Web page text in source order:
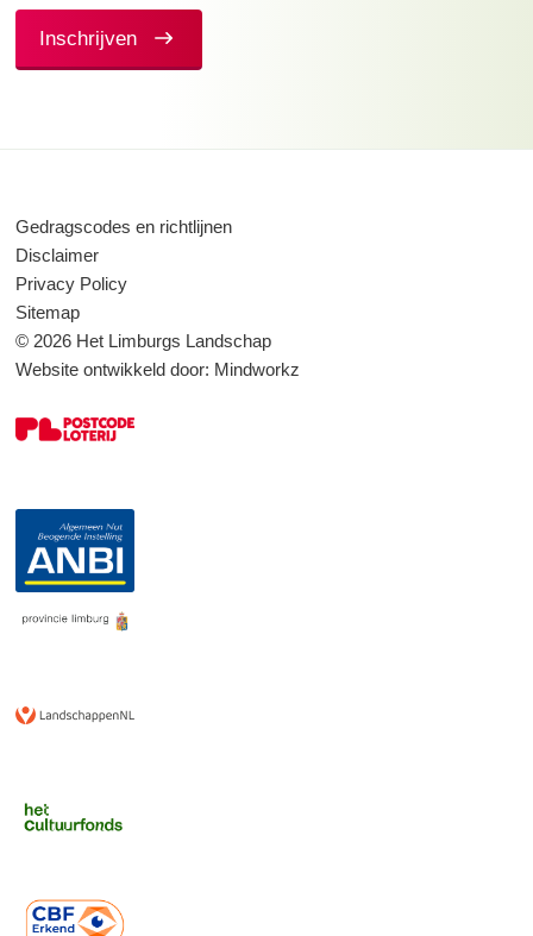
(Vereist)
Inschrijven
Gedragscodes en richtlijnen
Disclaimer
Privacy Policy
Sitemap
© 2026 Het Limburgs Landschap
Website ontwikkeld door: Mindworkz